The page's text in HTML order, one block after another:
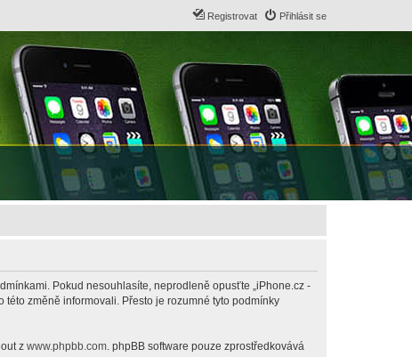
Přihlásit se
Registrovat
Pokud nesouhlasíte, neprodleně opusťte „iPhone.cz -
změně informovali. Přesto je rozumné tyto podmínky
z www.phpbb.com. phpBB software pouze zprostředkovává